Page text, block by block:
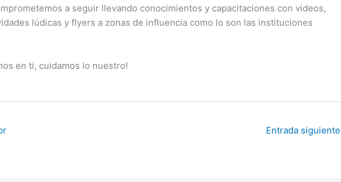
a seguir llevando conocimientos y capacitaciones con videos,
lúdicas y flyers a zonas de influencia como lo son las instituciones
en ti, cuidamos lo nuestro!
Entrada siguiente